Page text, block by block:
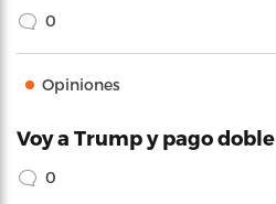
0
Opiniones
Voy a Trump y pago doble
0